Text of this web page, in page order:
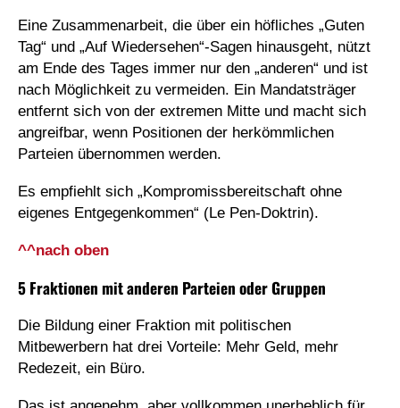
Eine Zusammenarbeit, die über ein höfliches „Guten
Tag“ und „Auf Wiedersehen“-Sagen hinausgeht, nützt
am Ende des Tages immer nur den „anderen“ und ist
nach Möglichkeit zu vermeiden. Ein Mandatsträger
entfernt sich von der extremen Mitte und macht sich
angreifbar, wenn Positionen der herkömmlichen
Parteien übernommen werden.
Es empfiehlt sich „Kompromissbereitschaft ohne
eigenes Entgegenkommen“ (Le Pen-Doktrin).
^^nach oben
5 Fraktionen mit anderen Parteien oder Gruppen
Die Bildung einer Fraktion mit politischen
Mitbewerbern hat drei Vorteile: Mehr Geld, mehr
Redezeit, ein Büro.